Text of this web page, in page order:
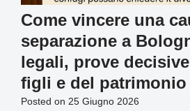
Come vincere una
separazione a
legali, prove
figli e del patrimonio
Posted on 25 Giugno 2026